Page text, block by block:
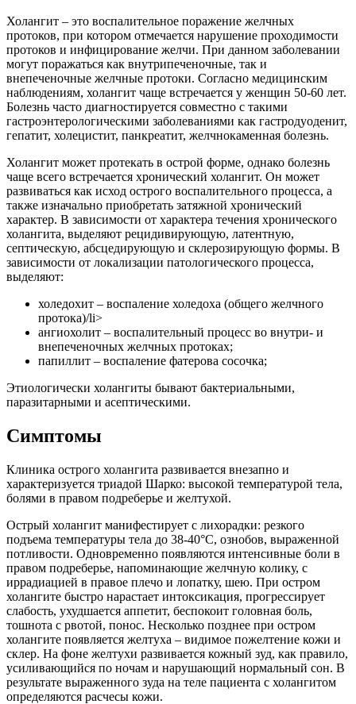
Холангит – это воспалительное поражение желчных
протоков, при котором отмечается нарушение проходимости
протоков и инфицирование желчи. При данном заболевании
могут поражаться как внутрипеченочные, так и
внепеченочные желчные протоки. Согласно медицинским
наблюдениям, холангит чаще встречается у женщин 50-60 лет.
Болезнь часто диагностируется совместно с такими
гастроэнтерологическими заболеваниями как гастродуоденит,
гепатит, холецистит, панкреатит, желчнокаменная болезнь.
Холангит может протекать в острой форме, однако болезнь
чаще всего встречается хронический холангит. Он может
развиваться как исход острого воспалительного процесса, а
также изначально приобретать затяжной хронический
характер. В зависимости от характера течения хронического
холангита, выделяют рецидивирующую, латентную,
септическую, абсцедирующую и склерозирующую формы. В
зависимости от локализации патологического процесса,
выделяют:
холедохит – воспаление холедоха (общего желчного
протока)/li>
ангиохолит – воспалительный процесс во внутри- и
внепеченочных желчных протоках;
папиллит – воспаление фатерова сосочка;
Этиологически холангиты бывают бактериальными,
паразитарными и асептическими.
Симптомы
Клиника острого холангита развивается внезапно и
характеризуется триадой Шарко: высокой температурой тела,
болями в правом подреберье и желтухой.
Острый холангит манифестирует с лихорадки: резкого
подъема температуры тела до 38-40°C, ознобов, выраженной
потливости. Одновременно появляются интенсивные боли в
правом подреберье, напоминающие желчную колику, с
иррадиацией в правое плечо и лопатку, шею. При остром
холангите быстро нарастает интоксикация, прогрессирует
слабость, ухудшается аппетит, беспокоит головная боль,
тошнота с рвотой, понос. Несколько позднее при остром
холангите появляется желтуха – видимое пожелтение кожи и
склер. На фоне желтухи развивается кожный зуд, как правило,
усиливающийся по ночам и нарушающий нормальный сон. В
результате выраженного зуда на теле пациента с холангитом
определяются расчесы кожи.